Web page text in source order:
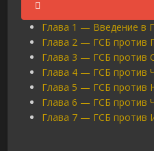
Глава 1 — Введение в
Глава 2 — ГСБ против
Глава 3 — ГСБ против
Глава 4 — ГСБ против
Глава 5 — ГСБ против
Глава 6 — ГСБ против
Глава 7 — ГСБ против